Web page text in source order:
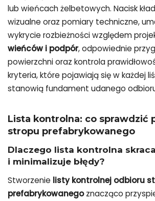
lub wieńcach żelbetowych. Nacisk
wizualne oraz pomiary techniczne,
wykrycie rozbieżności względem
wieńców i podpór, odpowiednie
powierzchni oraz kontrola
kryteria, które pojawiają się w każdej
stanowią fundament udanego
Lista kontrolna: co sprawdzić
stropu prefabrykowanego
Dlaczego lista kontrolna
i minimalizuje błędy?
Stworzenie listy kontrolnej odbioru
prefabrykowanegoznacząco